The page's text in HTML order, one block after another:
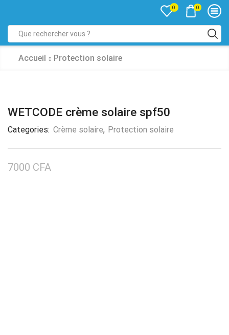
0 0
Accueil Protection solaire
WETCODE crème solaire spf50
Categories: Crème solaire, Protection solaire
7000 CFA